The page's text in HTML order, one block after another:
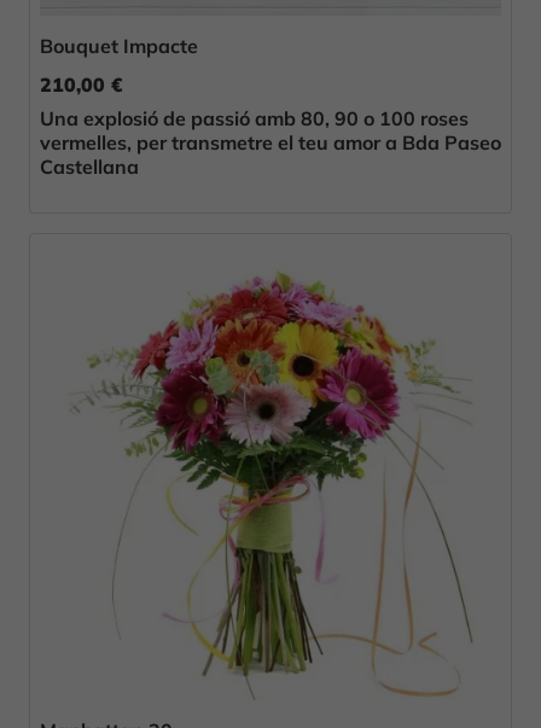
Bouquet Impacte
210,00 €
Una explosió de passió amb 80, 90 o 100 roses
vermelles, per transmetre el teu amor a Bda Paseo
Castellana